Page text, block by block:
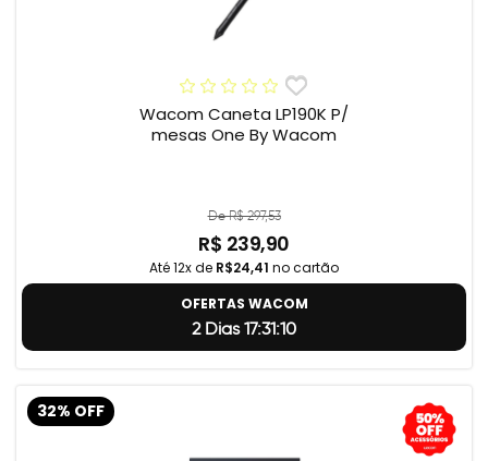
Wacom Caneta LP190K P/
mesas One By Wacom
De R$ 297,53
R$ 239,90
Até 12x de R$24,41 no cartão
OFERTAS WACOM
2 Dias 17:31:9
32% OFF